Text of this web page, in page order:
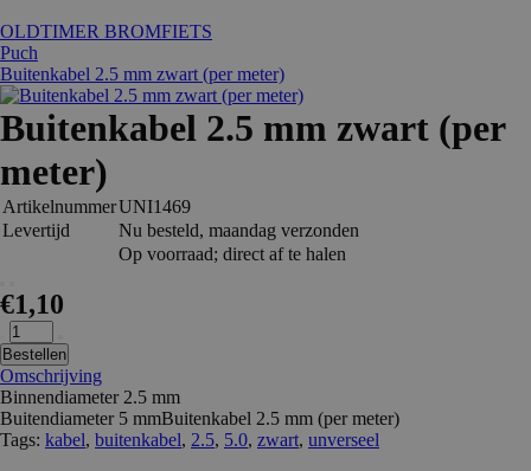
OLDTIMER BROMFIETS
Puch
Buitenkabel 2.5 mm zwart (per meter)
Buitenkabel 2.5 mm zwart (per
meter)
ArtikelnummerUNI1469
Levertijd
Nu besteld, maandag verzonden
Op voorraad; direct af te halen
€1,10
Bestellen
Omschrijving
Binnendiameter 2.5 mm
Buitendiameter 5 mmBuitenkabel 2.5 mm (per meter)
Tags: kabel, buitenkabel, 2.5, 5.0, zwart, unverseel